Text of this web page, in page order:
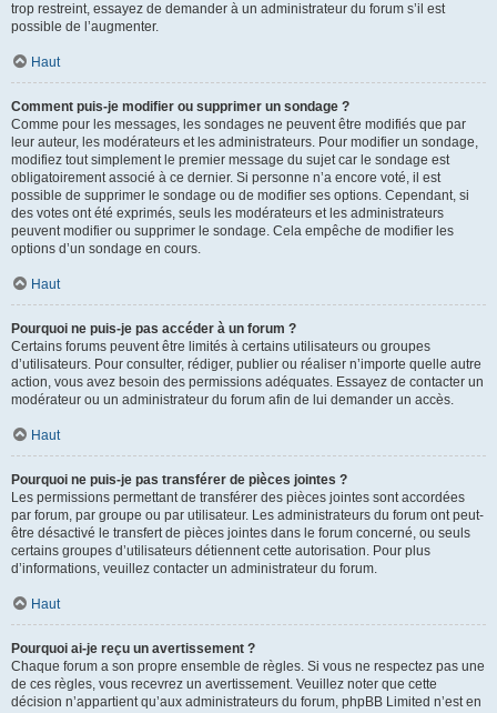
trop restreint, essayez de demander à un administrateur du forum s’il est
possible de l’augmenter.
Haut
Comment puis-je modifier ou supprimer un sondage ?
Comme pour les messages, les sondages ne peuvent être modifiés que par
leur auteur, les modérateurs et les administrateurs. Pour modifier un sondage,
modifiez tout simplement le premier message du sujet car le sondage est
obligatoirement associé à ce dernier. Si personne n’a encore voté, il est
possible de supprimer le sondage ou de modifier ses options. Cependant, si
des votes ont été exprimés, seuls les modérateurs et les administrateurs
peuvent modifier ou supprimer le sondage. Cela empêche de modifier les
options d’un sondage en cours.
Haut
Pourquoi ne puis-je pas accéder à un forum ?
Certains forums peuvent être limités à certains utilisateurs ou groupes
d’utilisateurs. Pour consulter, rédiger, publier ou réaliser n’importe quelle autre
action, vous avez besoin des permissions adéquates. Essayez de contacter un
modérateur ou un administrateur du forum afin de lui demander un accès.
Haut
Pourquoi ne puis-je pas transférer de pièces jointes ?
Les permissions permettant de transférer des pièces jointes sont accordées
par forum, par groupe ou par utilisateur. Les administrateurs du forum ont peut-
être désactivé le transfert de pièces jointes dans le forum concerné, ou seuls
certains groupes d’utilisateurs détiennent cette autorisation. Pour plus
d’informations, veuillez contacter un administrateur du forum.
Haut
Pourquoi ai-je reçu un avertissement ?
Chaque forum a son propre ensemble de règles. Si vous ne respectez pas une
de ces règles, vous recevrez un avertissement. Veuillez noter que cette
décision n’appartient qu’aux administrateurs du forum, phpBB Limited n’est en